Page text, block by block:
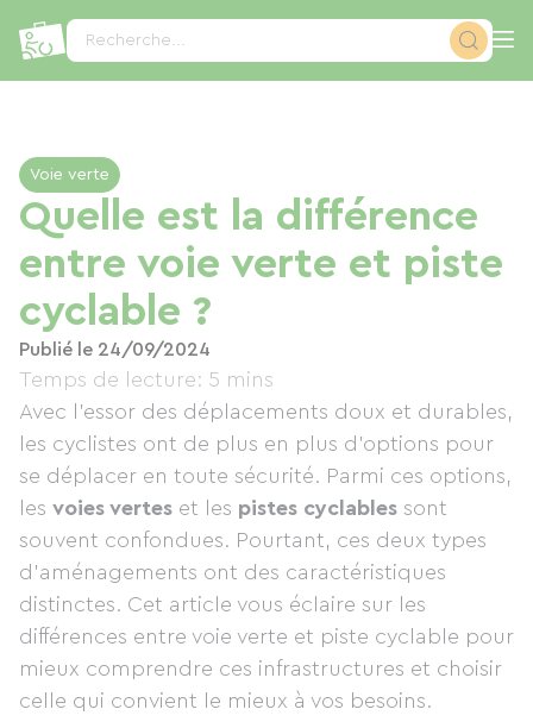
Recherche...
Voie verte
Quelle est la différence
entre voie verte et piste
cyclable ?
Publié le 24/09/2024
Temps de lecture: 5 mins
Avec l’essor des déplacements doux et durables,
les cyclistes ont de plus en plus d'options pour
se déplacer en toute sécurité. Parmi ces options,
les voies vertes et les pistes cyclables sont
souvent confondues. Pourtant, ces deux types
d’aménagements ont des caractéristiques
distinctes. Cet article vous éclaire sur les
différences entre voie verte et piste cyclable pour
mieux comprendre ces infrastructures et choisir
celle qui convient le mieux à vos besoins.
Panneau de gestion des cookies